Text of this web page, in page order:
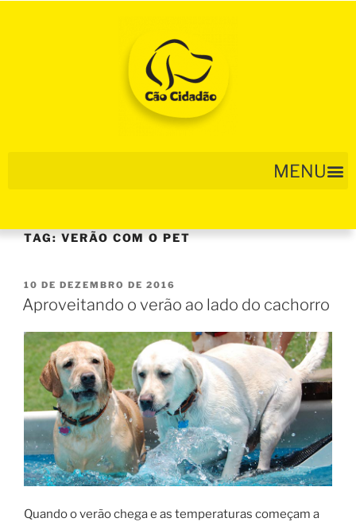
TAG:VERÃO COM O PET
10 DE DEZEMBRO DE 2016
Aproveitando o verão ao lado do cachorro
Quando o verão chega e as temperaturas começam a